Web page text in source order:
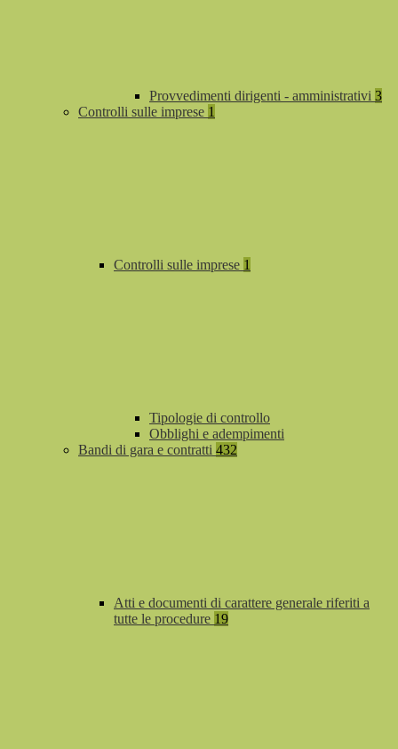
Provvedimenti dirigenti - amministrativi 3
Controlli sulle imprese 1
Controlli sulle imprese 1
Tipologie di controllo
Obblighi e adempimenti
Bandi di gara e contratti 432
Atti e documenti di carattere generale riferiti a
tutte le procedure 19